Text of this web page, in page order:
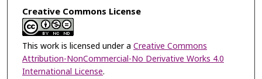
Creative Commons License
This work is licensed under a Creative Commons
Attribution-NonCommercial-No Derivative Works 4.0
International License.